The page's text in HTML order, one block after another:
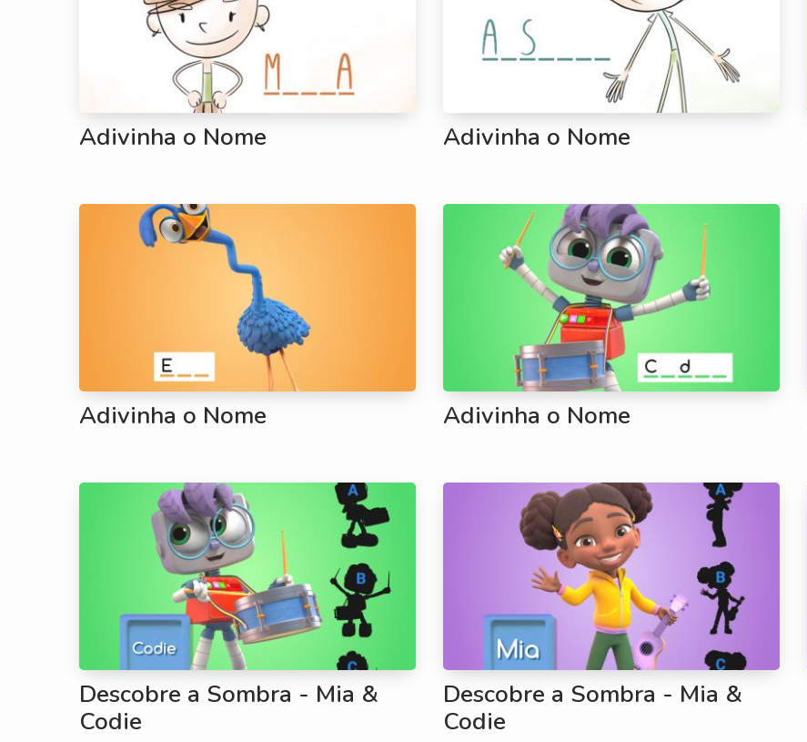
Adivinha o Nome Adivinha o Nome
Adivinha o Nome Adivinha o Nome
Descobre a Sombra - Mia &
Codie
Descobre a Sombra - Mia &
Codie